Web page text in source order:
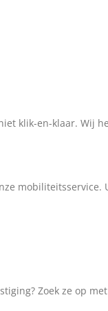
klik-en-klaar. Wij
mobiliteitsservice.
Zoek ze op